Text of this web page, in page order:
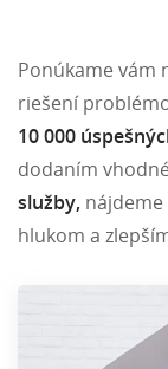
Ponúkame vám
riešení
10 000
dodaním
služby,
hlukom a